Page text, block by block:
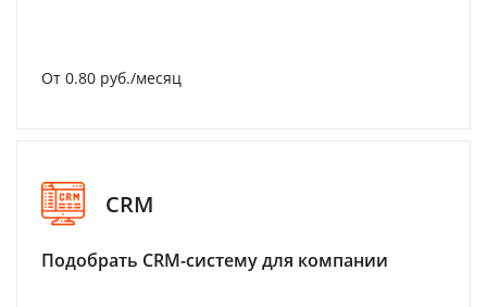
От 0.80 руб./месяц
CRM
Подобрать CRM-систему для компании